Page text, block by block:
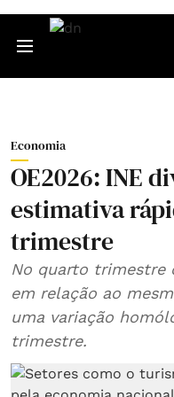
Economia
OE2026: INE
estimativa
trimestre
No quarto trimestre
em relação ao
uma variação
trimestre.